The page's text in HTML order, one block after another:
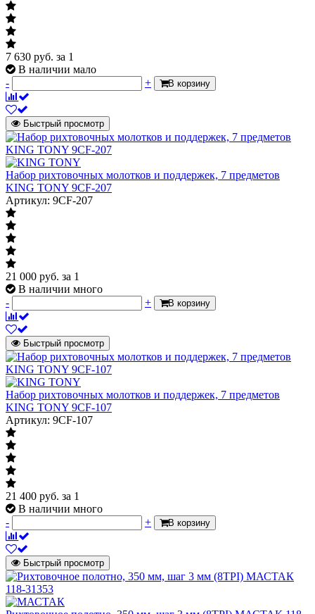
7 630 руб. за 1
В наличии мало
-
+ В корзину
Быстрый просмотр
Набор рихтовочных молотков и поддержек, 7 предметов
KING TONY 9CF-207
Артикул: 9CF-207
21 000 руб. за 1
В наличии много
-
+ В корзину
Быстрый просмотр
Набор рихтовочных молотков и поддержек, 7 предметов
KING TONY 9CF-107
Артикул: 9CF-107
21 400 руб. за 1
В наличии много
-
+ В корзину
Быстрый просмотр